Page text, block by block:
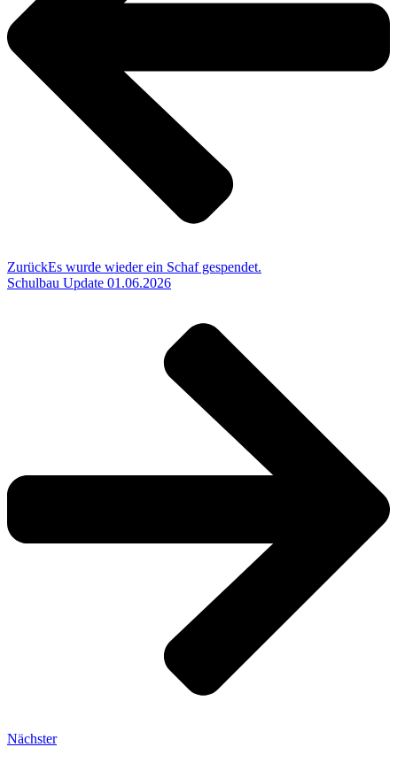
ZurückEs wurde wieder ein Schaf gespendet.
Schulbau Update 01.06.2026
Nächster